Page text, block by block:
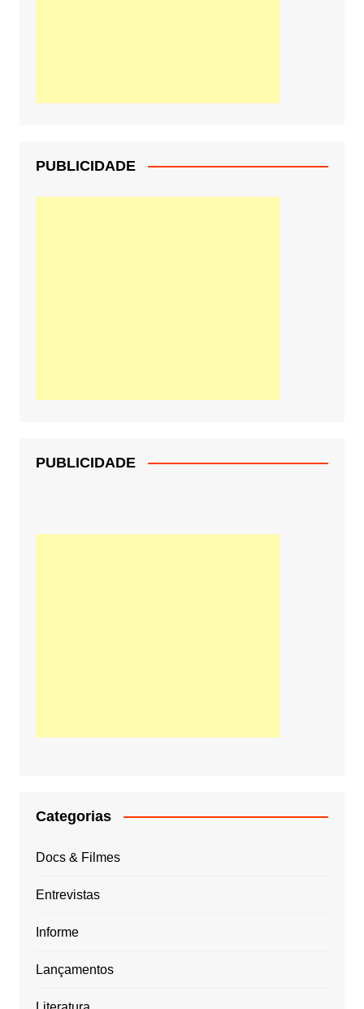
PUBLICIDADE
PUBLICIDADE
Categorias
Docs & Filmes
Entrevistas
Informe
Lançamentos